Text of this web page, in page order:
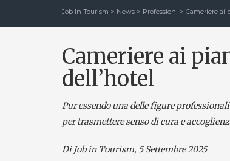
Job In Tourism > News > Professioni > Cameriere ai
Cameriere ai
dell’hotel
Pur essendo una delle figure
per trasmettere senso di cura e
Di Job in Tourism, 5 Settembre 2025